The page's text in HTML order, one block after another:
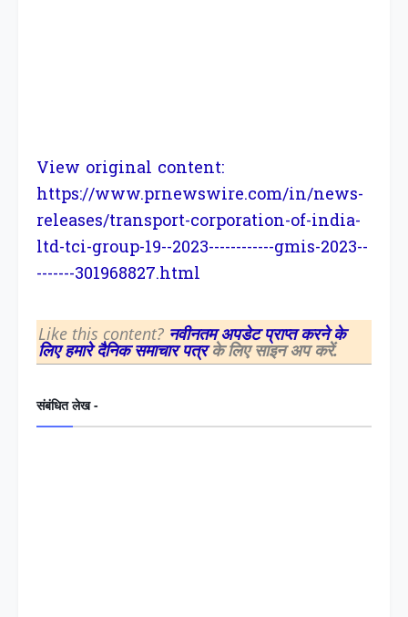
View original content:
https://www.prnewswire.com/in/news-
releases/transport-corporation-of-india-
ltd-tci-group-19--2023------------gmis-2023--
-------301968827.html
Like this content? नवीनतम अपडेट प्राप्त करने के
लिए हमारे दैनिक समाचार पत्रके लिए साइन अप करें.
संबंधित लेख -